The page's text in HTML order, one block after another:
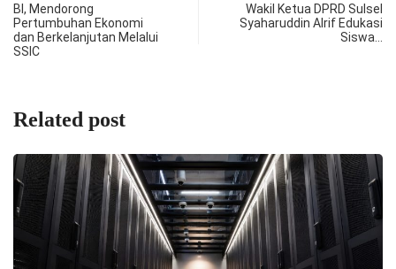
BI, Mendorong
Pertumbuhan Ekonomi
dan Berkelanjutan Melalui
SSIC
Wakil Ketua DPRD Sulsel
Syaharuddin Alrif Edukasi
Siswa…
Related post